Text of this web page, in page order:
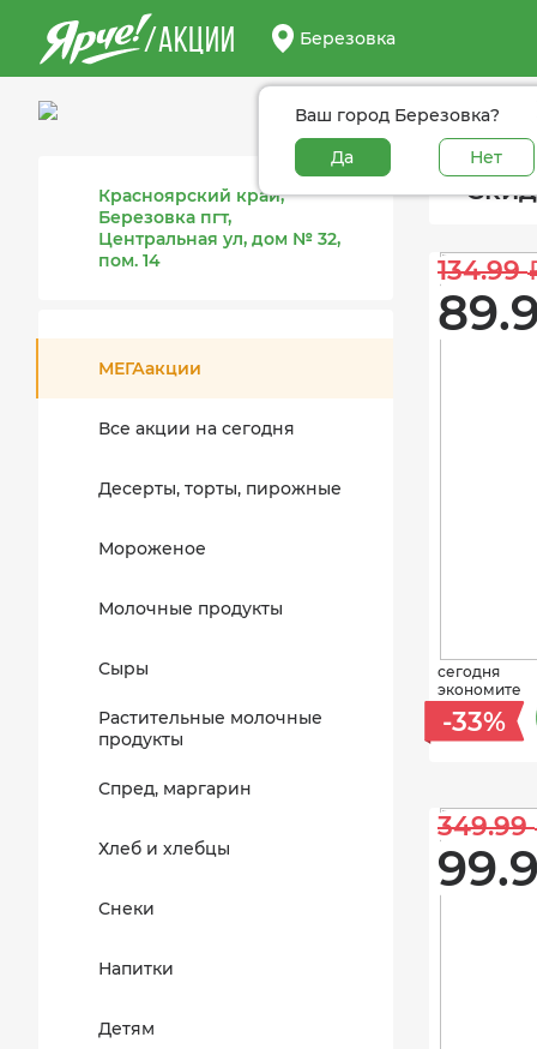
/АКЦИИ Березовка
Ваш город Березовка?
Да
Нет
Красноярский край,
Березовка пгт,
Центральная ул, дом № 32,
пом. 14
МЕГАакции
Все акции на сегодня
Десерты, торты, пирожные
Мороженое
Молочные продукты
Сыры
Растительные молочные
продукты
Спред, маргарин
Хлеб и хлебцы
Снеки
Напитки
Детям
134.99
сегодня
экономите
-33%
349.99